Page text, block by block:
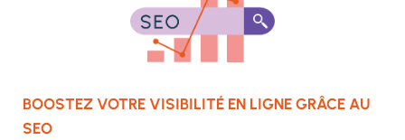
BOOSTEZ VOTRE VISIBILITÉ EN LIGNE GRÂCE AU
SEO